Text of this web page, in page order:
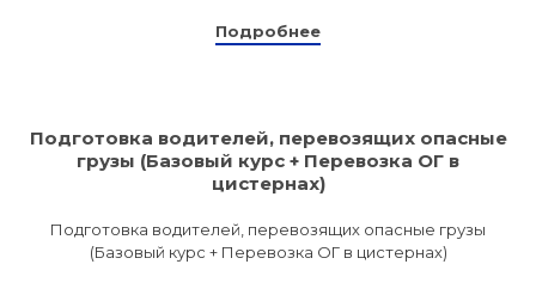
Подробнее
Подготовка водителей, перевозящих опасные
грузы (Базовый курс + Перевозка ОГ в
цистернах)
Подготовка водителей, перевозящих опасные грузы
(Базовый курс + Перевозка ОГ в цистернах)